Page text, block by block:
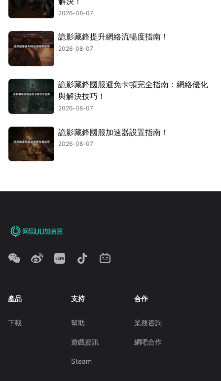
2026-08-07
詭影藏鋒提升網絡流暢度指南！
2026-08-07
詭影藏鋒國服避免卡頓完全指南：網絡優化
與解決技巧！
2026-08-07
詭影藏鋒國服加速器設置指南！
2026-08-07
產品
下載
支持
幫助
遊戲資訊
Steam
合作
業務咨詢
網吧合作